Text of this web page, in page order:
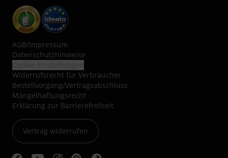
AGB/Impressum
Datenschutzhinweise
Widerrufsrecht für Verbraucher
Bestellvorgang/Vertragsabschluss
Mängelhaftungsrecht
Erklärung zur Barrierefreiheit
Vertrag widerrufen